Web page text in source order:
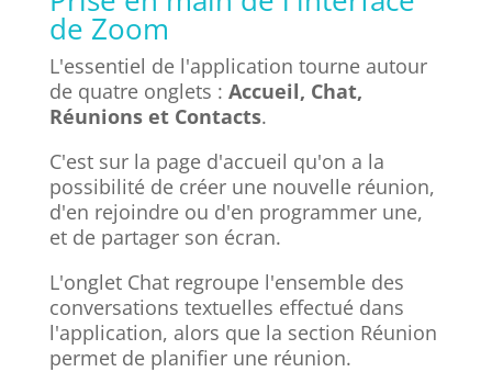
de Zoom
L'essentiel de l'application tourne autour
de quatre onglets : Accueil, Chat,
Réunions et Contacts.
C'est sur la page d'accueil qu'on a la
possibilité de créer une nouvelle réunion,
d'en rejoindre ou d'en programmer une,
et de partager son écran.
L'onglet Chat regroupe l'ensemble des
conversations textuelles effectué dans
l'application, alors que la section Réunion
permet de planifier une réunion.